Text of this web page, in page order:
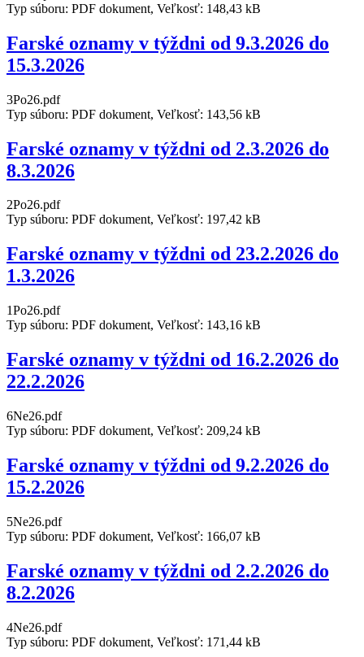
Typ súboru: PDF dokument, Veľkosť: 148,43 kB
Farské oznamy v týždni od 9.3.2026 do
15.3.2026
3Po26.pdf
Typ súboru: PDF dokument, Veľkosť: 143,56 kB
Farské oznamy v týždni od 2.3.2026 do
8.3.2026
2Po26.pdf
Typ súboru: PDF dokument, Veľkosť: 197,42 kB
Farské oznamy v týždni od 23.2.2026 do
1.3.2026
1Po26.pdf
Typ súboru: PDF dokument, Veľkosť: 143,16 kB
Farské oznamy v týždni od 16.2.2026 do
22.2.2026
6Ne26.pdf
Typ súboru: PDF dokument, Veľkosť: 209,24 kB
Farské oznamy v týždni od 9.2.2026 do
15.2.2026
5Ne26.pdf
Typ súboru: PDF dokument, Veľkosť: 166,07 kB
Farské oznamy v týždni od 2.2.2026 do
8.2.2026
4Ne26.pdf
Typ súboru: PDF dokument, Veľkosť: 171,44 kB